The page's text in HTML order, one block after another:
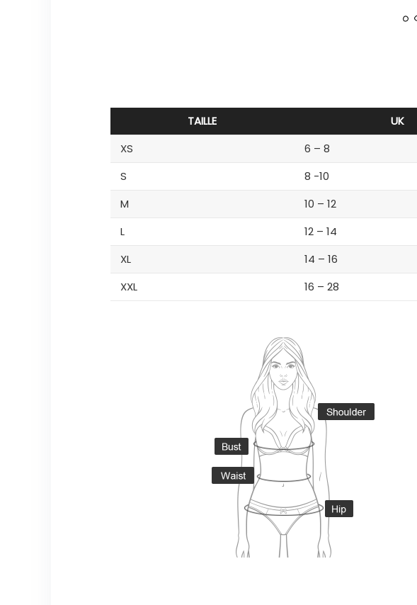
TAILLE UK
XS
6 – 8
S
8 -10
M
10 – 12
L
12 – 14
XL
14 – 16
XXL
16 – 28